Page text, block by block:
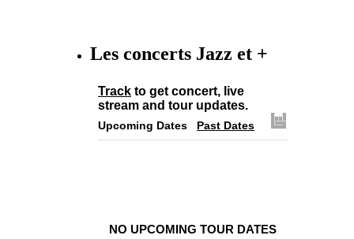
Les concerts Jazz et +
Track to get concert, live
stream and tour updates.
Upcoming Dates Past Dates
NO UPCOMING TOUR DATES